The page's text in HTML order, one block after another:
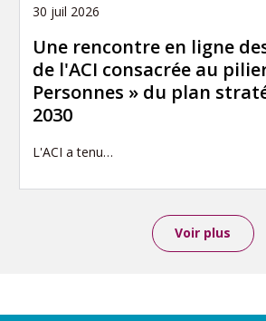
30 juil 2026
Une rencontre en ligne
de l'ACI consacrée au
Personnes » du plan
2030
L'ACI a tenu…
Voir plus